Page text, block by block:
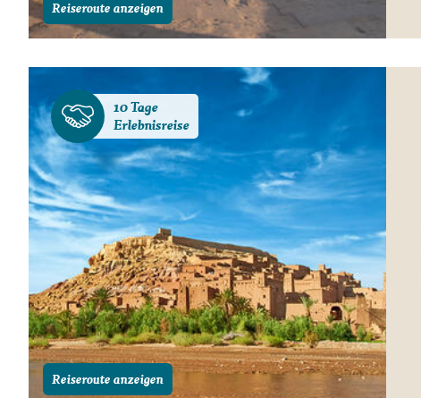
Reiseroute anzeigen
10 Tage
Erlebnisreise
Reiseroute anzeigen